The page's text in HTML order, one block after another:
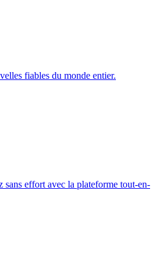
fiables du monde entier.
sans effort avec la plateforme tout-en-